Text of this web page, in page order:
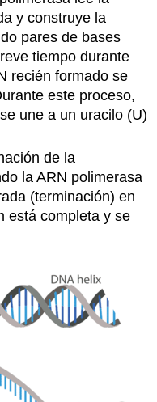
y construye la
pares de bases
tiempo durante
recién formado se
este proceso,
une a un uracilo (U)
de la
la ARN polimerasa
(terminación) en
está completa y se